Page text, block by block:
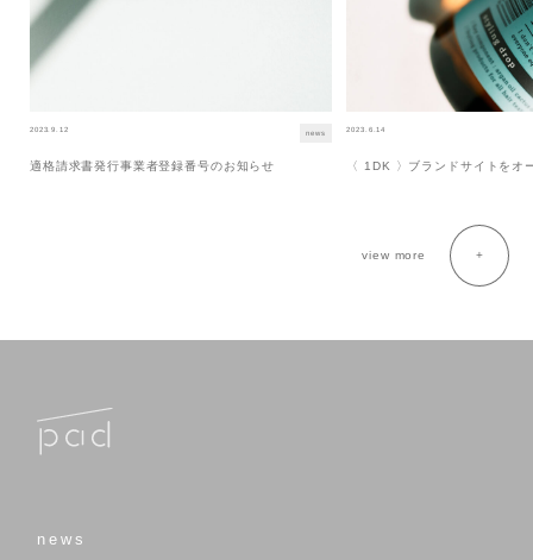
2023.9.12 news
適格請求書発行事業者登録番号のお知らせ
2023.6.14
〈 1DK 〉ブランドサイトをオ
view more
news